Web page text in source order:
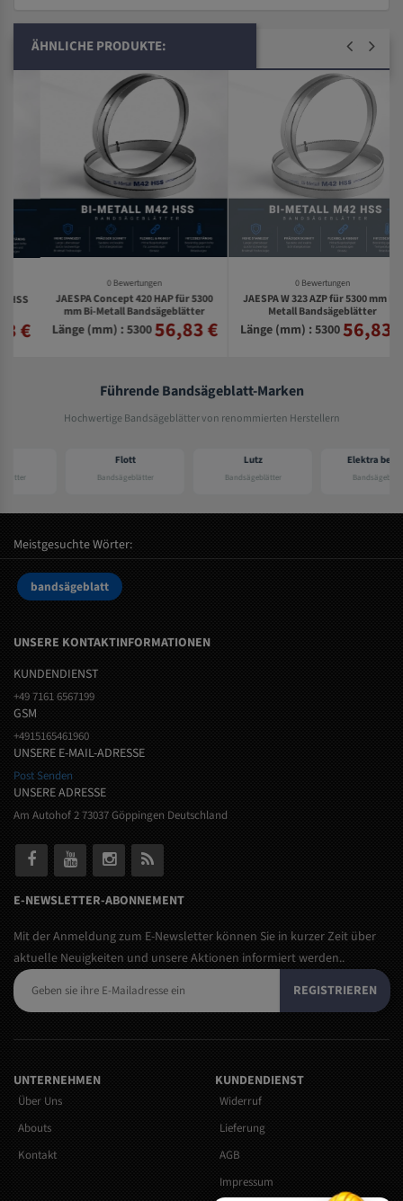
ÄHNLICHE PRODUKTE:
0 Bewertungen
JAESPA Concept 420 HAP für 5300
mm Bi-Metall Bandsägeblätter
Länge (mm) : 5300 56,83 €
0 Bewertungen
JAESPA W 323 AZP für 5300 mm Bi-
Metall Bandsägeblätter
Länge (mm) : 5300 56,83 €
Führende Bandsägeblatt-Marken
Hochwertige Bandsägeblätter von renommierten Herstellern
Bandsägeblätter Bandsägeblätter
Elektra beckum
Bandsägeblätter
Meistgesuchte Wörter:
bandsägeblatt
UNSERE KONTAKTINFORMATIONEN
KUNDENDIENST
+49 7161 6567199
GSM
+4915165461960
UNSERE E-MAIL-ADRESSE
Post Senden
UNSERE ADRESSE
Am Autohof 2 73037 Göppingen Deutschland
E-NEWSLETTER-ABONNEMENT
Mit der Anmeldung zum E-Newsletter können Sie in kurzer Zeit über
aktuelle Neuigkeiten und unsere Aktionen informiert werden..
REGISTRIEREN
UNTERNEHMEN
Über Uns
Abouts
Kontakt
KUNDENDIENST
Widerruf
Lieferung
AGB
Impressum